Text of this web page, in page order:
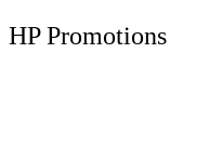
HP Promotions